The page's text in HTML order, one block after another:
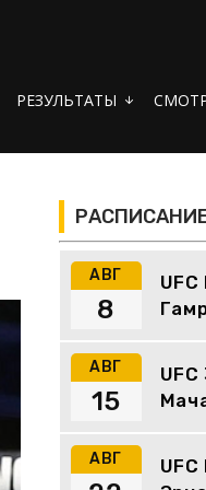
РЕЗУЛЬТАТЫ arrow_downward
АВГ
8
АВГ
15
АВГ